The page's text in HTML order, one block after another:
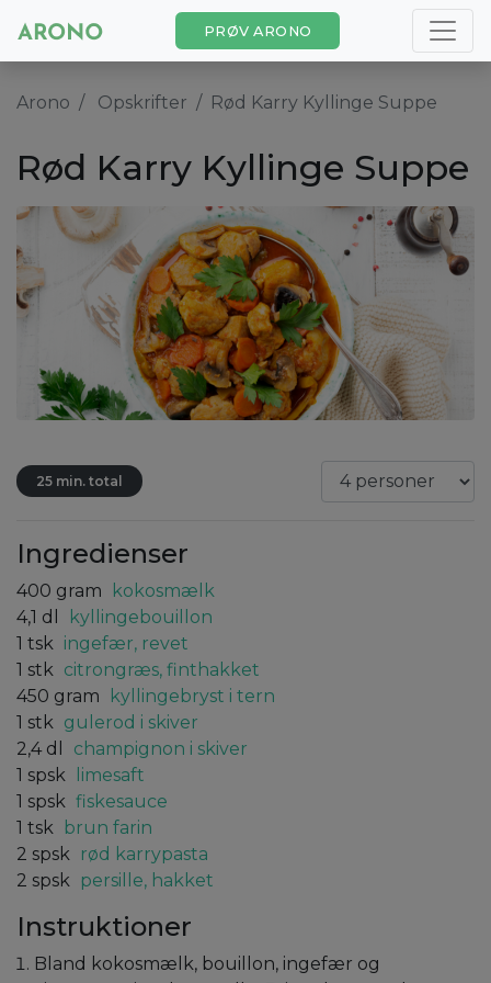
PRØV ARONO
Arono Opskrifter Rød Karry Kyllinge Suppe
Rød Karry Kyllinge Suppe
25 min. total
Ingredienser
400 gram
kokosmælk
4,1 dl
kyllingebouillon
1 tsk ingefær, revet
1 stk citrongræs, finthakket
450 gram
kyllingebryst i tern
1 stk gulerod i skiver
2,4 dl
champignon i skiver
1 spsk
limesaft
1 spsk fiskesauce
1 tsk
brun farin
2 spsk rød karrypasta
2 spsk persille, hakket
Instruktioner
Bland kokosmælk, bouillon, ingefær og